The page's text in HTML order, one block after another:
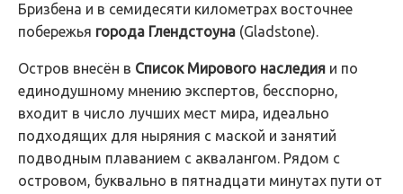
Бризбена и в семидесяти километрах восточнее
побережья города Глендстоуна (Gladstone).
Остров внесён в Список Мирового наследия и по
единодушному мнению экспертов, бесспорно,
входит в число лучших мест мира, идеально
подходящих для ныряния с маской и занятий
подводным плаванием с аквалангом. Рядом с
островом, буквально в пятнадцати минутах пути от